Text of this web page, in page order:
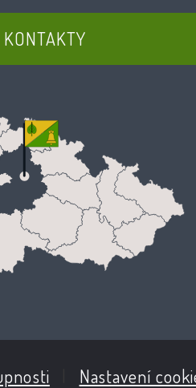
KONTAKTY
Nastavení